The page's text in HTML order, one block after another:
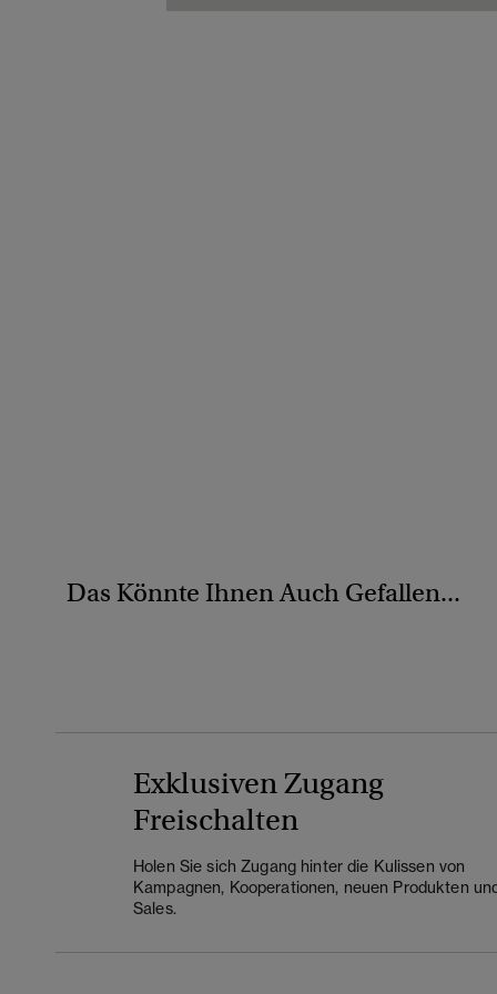
Das Könnte Ihnen Auch Gefallen...
Exklusiven Zugang
Freischalten
Holen Sie sich Zugang hinter die Kulissen von
Kampagnen, Kooperationen, neuen Produkten
Sales.